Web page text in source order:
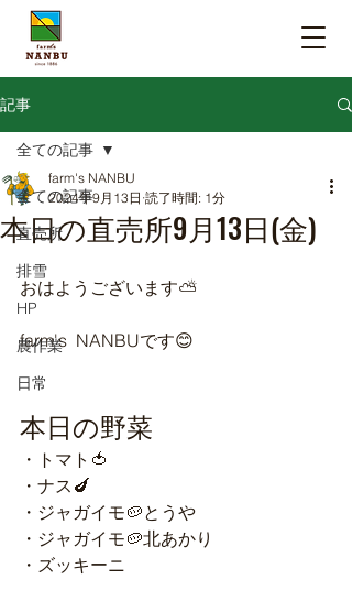
記事
全ての記事
直売所
排雪
HP
農作業
日常
全ての記事
本日の直売所9月13日(金)
farm's NANBU
2024年9月13日 読了時間: 1分
おはようございます⛅️
farm's  NANBUです😊
本日の野菜
・トマト🍅
・ナス🍆
・ジャガイモ🥔とうや
・ジャガイモ🥔北あかり
・ズッキーニ